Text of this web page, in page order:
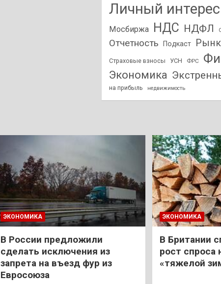
Личный интерес
Мосбиржа НДС НДФЛ
Отчетность Подкаст
Страховые взносы УСН ФРС
Экономика
на прибыль
недвижимость
ЭКОНОМИКА
В России предложили
сделать исключения из
запрета на въезд фур из
Евросоюза
ЭКОНОМИКА
В Британии
рост спроса
«тяжелой